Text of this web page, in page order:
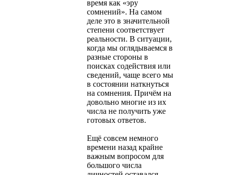
время как «эру
сомнений». На самом
деле это в значительной
степени соответствует
реальности. В ситуации,
когда мы оглядываемся в
разные стороны в
поисках содействия или
сведений, чаще всего мы
в состоянии наткнуться
на сомнения. Причём на
довольно многие из их
числа не получить уже
готовых ответов.
Ещё совсем немного
времени назад крайне
важным вопросом для
большого числа